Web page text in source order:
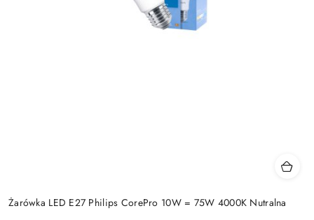
Żarówka LED E27 Philips CorePro 10W = 75W 4000K Nutralna